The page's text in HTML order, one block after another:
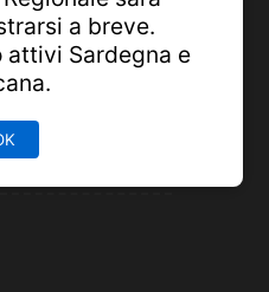
a breve.
attivi Sardegna e